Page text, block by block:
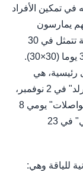
تمكين الأفراد
يمارسون
الرياضة، وذلك في إطار رسالة بسيطة وملهمة تتمثل في 30
رئيسية، هي
"تحدي دبي للدراجات الهوائية برعاية دي بي ورلد" في 2 نوفمبر،
و"تحدي دبي للتجديف برعاية هيئة الطرق والمواصلات" يومي 8
و9 نوفمبر و"تحدي دبي للجري برعاية ماي دبي" في 23
للياقة وهي: